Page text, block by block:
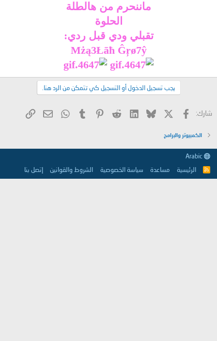
ماننحرم من هالطلة
الحلوة
تقبلي ودي قبل ردي:
Mżą3Łāħ Ĝŗø7ŷ
يجب تسجيل الدخول أو التسجيل كي تتمكن من الرد هنا.
شارك: فيسبوك Bluesky
LinkedIn
Reddit
Pinterest
Tumblr
WhatsApp
البريد
الكمبيوتر والبرامج
R
الرئيسية مساعدة سياسة الخصوصية الشروط والقوانين إتصل بنا